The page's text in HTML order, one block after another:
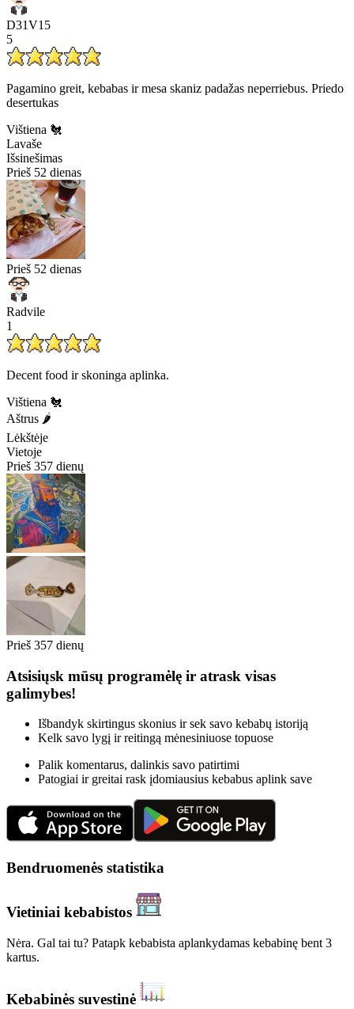
D31V15
5
Pagamino greit, kebabas ir mesa skaniz padažas neperriebus. Priedo
desertukas
Vištiena 🐔
Lavaše
Išsinešimas
Prieš 52 dienas
Prieš 52 dienas
Radvile
1
Decent food ir skoninga aplinka.
Vištiena 🐔
Aštrus 🌶️
Lėkštėje
Vietoje
Prieš 357 dienų
Prieš 357 dienų
Atsisiųsk mūsų programėlę ir atrask visas
galimybes!
Išbandyk skirtingus skonius ir sek savo kebabų istoriją
Kelk savo lygį ir reitingą mėnesiniuose topuose
Palik komentarus, dalinkis savo patirtimi
Patogiai ir greitai rask įdomiausius kebabus aplink save
Bendruomenės statistika
Vietiniai kebabistos
Nėra. Gal tai tu? Patapk kebabista aplankydamas kebabinę bent 3
kartus.
Kebabinės suvestinė